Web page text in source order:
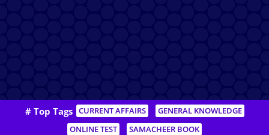
# Top Tags CURRENT AFFAIRS
GENERAL KNOWLEDGE
ONLINE TEST
SAMACHEER BOOK